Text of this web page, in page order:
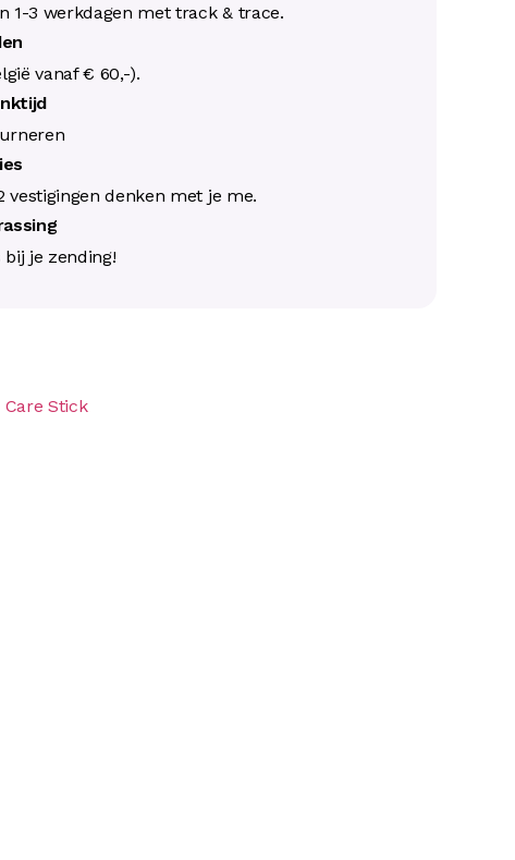
1-3 werkdagen met track & trace.
vanaf € 60,-).
vestigingen denken met je me.
je zending!
Stick